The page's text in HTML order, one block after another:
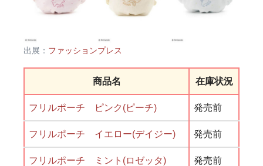
出展： ファッションプレス
商品名 在庫状況
フリルポーチ ピンク(ピーチ) 発売前
フリルポーチ イエロー(デイジー) 発売前
フリルポーチ ミント(ロゼッタ) 発売前